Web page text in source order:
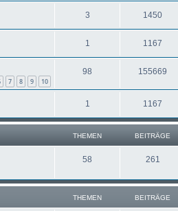
3 1450
1 1167
7 8 9 10
98 155669
1 1167
THEMEN BEITRÄGE
58 261
THEMEN BEITRÄGE